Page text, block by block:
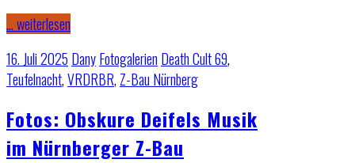
… weiterlesen
16. Juli 2025 DanyFotogalerien Death Cult 69,
Teufelnacht,VRDRBR, Z-Bau Nürnberg
Fotos: Obskure Deifels Musik
im Nürnberger Z-Bau